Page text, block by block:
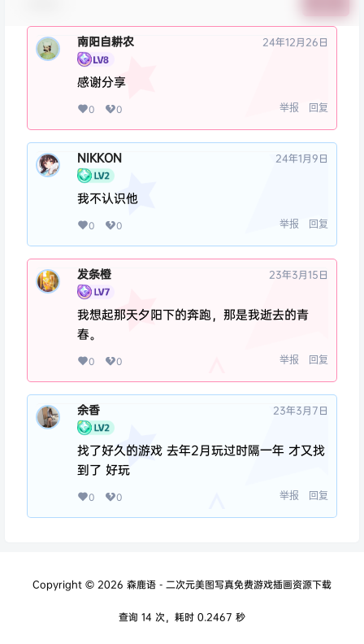
南阳自耕农 24年12月26日
感谢分享
0 0 举报 回复
NIKKON 24年1月9日
我不认识他
0 0 举报 回复
发条橙 23年3月15日
我想起那天夕阳下的奔跑，那是我逝去的青
春。
0 0 举报 回复
余香 23年3月7日
找了好久的游戏 去年2月玩过时隔一年 才又找
到了 好玩
0 0 举报 回复
Copyright © 2026 森鹿语 - 二次元美图写真免费游戏插画资源下载
查询 14 次，耗时 0.2467 秒